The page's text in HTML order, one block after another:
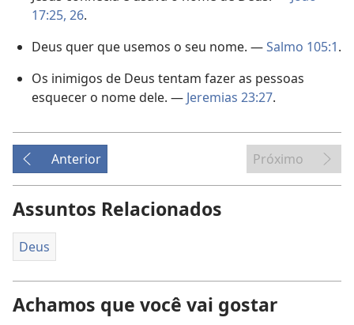
17:25, 26.
Deus quer que usemos o seu nome. —Salmo 105:1.
Os inimigos de Deus tentam fazer as pessoas
esquecer o nome dele. — Jeremias 23:27.
Anterior Próximo
Assuntos Relacionados
Deus
Achamos que você vai gostar